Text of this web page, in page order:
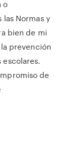
o
Normas y
bien de mi
prevención
escolares.
de